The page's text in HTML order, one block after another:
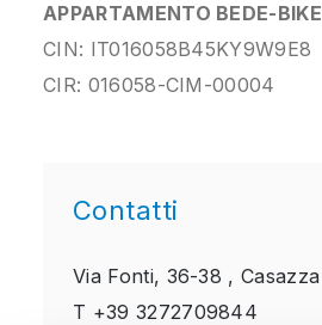
APPARTAMENTO BEDE-BIKE
CIN: IT016058B45KY9W9E8
CIR: 016058-CIM-00004
Contatti
Via Fonti, 36-38 ,Casazza
T +39 3272709844